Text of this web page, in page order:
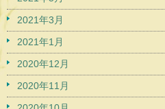
2021年3月
2021年1月
2020年12月
2020年11月